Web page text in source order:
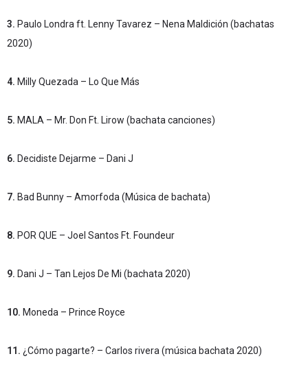
3. Paulo Londra ft. Lenny Tavarez – Nena Maldición (bachatas
2020)
4. Milly Quezada – Lo Que Más
5. MALA – Mr. Don Ft. Lirow (bachata canciones)
6. Decidiste Dejarme – Dani J
7. Bad Bunny – Amorfoda (Música de bachata)
8. POR QUE – Joel Santos Ft. Foundeur
9. Dani J – Tan Lejos De Mi (bachata 2020)
10. Moneda – Prince Royce
11. ¿Cómo pagarte? – Carlos rivera (música bachata 2020)